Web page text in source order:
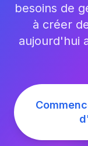
besoins de
à créer
aujourd'hui